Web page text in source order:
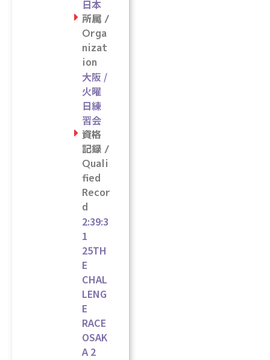
日本
所属 /
Orga
nizat
ion
大阪 /
火曜
日練
習会
資格
記録 /
Quali
fied
Recor
d
2:39:3
1
25TH
E
CHAL
LENG
E
RACE
OSAK
A 2